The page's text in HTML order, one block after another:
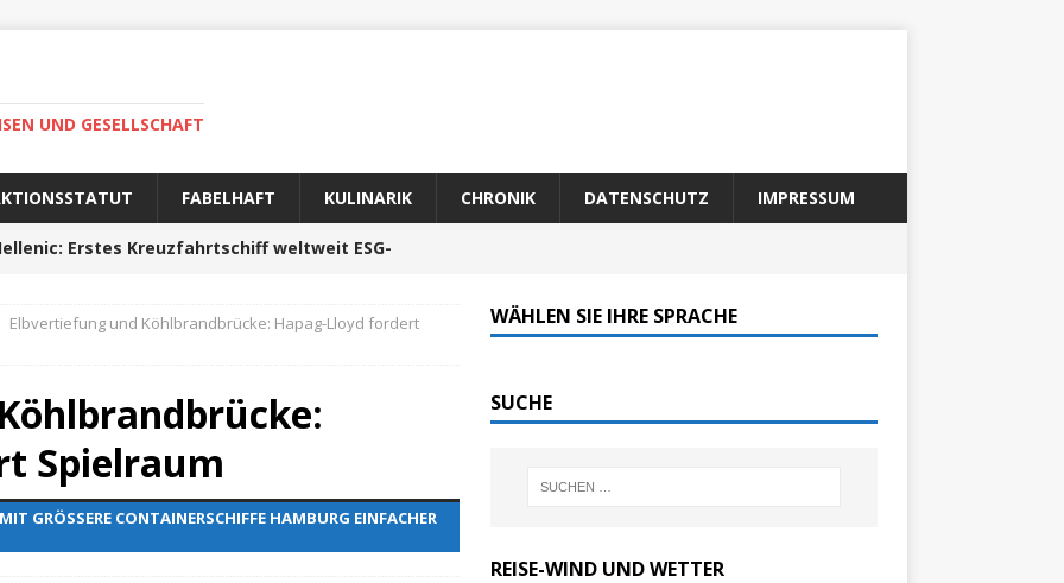
UND GESELLSCHAFT
FABELHAFT KULINARIK CHRONIK DATENSCHUTZ IMPRESSUM
Erstes Kreuzfahrtschiff weltweit ESG-
Katamaran MS „Nordlicht“ zurück: Auf nach
sofort elektrisch: Halligbahn wird modernisiert
Elbvertiefung und Köhlbrandbrücke: Hapag-Lloyd fordert
Spielraum
GRÖSSERE CONTAINERSCHIFFE HAMBURG EINFACHER E
WÄHLEN SIE IHRE SPRACHE
SUCHE
REISE-WIND UND WETTER